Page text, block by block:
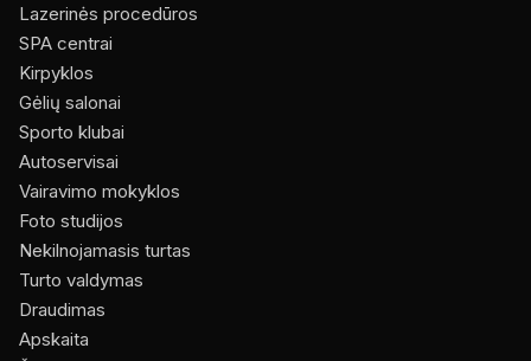
Lazerinės procedūros
SPA centrai
Kirpyklos
Gėlių salonai
Sporto klubai
Autoservisai
Vairavimo mokyklos
Foto studijos
Nekilnojamasis turtas
Turto valdymas
Draudimas
Apskaita